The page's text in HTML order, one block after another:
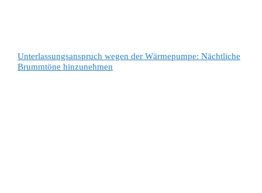
Brummtöne hinzunehmen